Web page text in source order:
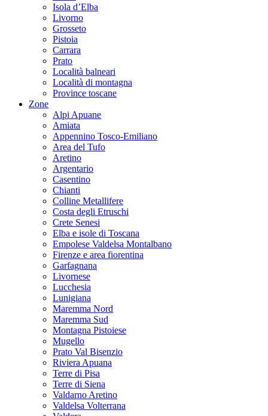
Isola d’Elba
Livorno
Grosseto
Pistoia
Carrara
Prato
Località balneari
Località di montagna
Province toscane
Zone
Alpi Apuane
Amiata
Appennino Tosco-Emiliano
Area del Tufo
Aretino
Argentario
Casentino
Chianti
Colline Metallifere
Costa degli Etruschi
Crete Senesi
Elba e isole di Toscana
Empolese Valdelsa Montalbano
Firenze e area fiorentina
Garfagnana
Livornese
Lucchesia
Lunigiana
Maremma Nord
Maremma Sud
Montagna Pistoiese
Mugello
Prato Val Bisenzio
Riviera Apuana
Terre di Pisa
Terre di Siena
Valdarno Aretino
Valdelsa Volterrana